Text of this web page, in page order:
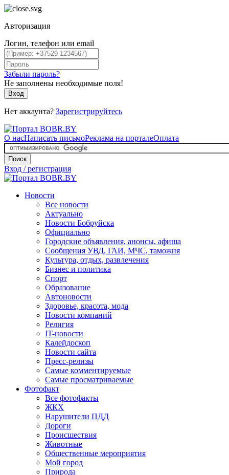
Авторизация
Логин, телефон или email
Забыли пароль?
Не заполнены необходимые поля!
Вход
Нет аккаунта? Зарегистрируйтесь
О насНаписать письмоРеклама на порталеОплата
Поиск
Вход / регистрация
Новости
Все новости
Актуально
Новости Бобруйска
Официально
Городские объявления, анонсы, афиша
Сообщения УВД, ГАИ, МЧС, таможня
Культура, отдых, развлечения
Бизнес и политика
Спорт
Образование
Автоновости
Здоровье, красота, мода
Новости компаний
Религия
IT-новости
Калейдоскоп
Новости сайта
Пресс-релизы
Самые комментируемые
Самые просматриваемые
Фотофакт
Все фотофакты
ЖКХ
Нарушители ПДД
Дороги
Происшествия
Животные
Общественные мероприятия
Мой город
Природа